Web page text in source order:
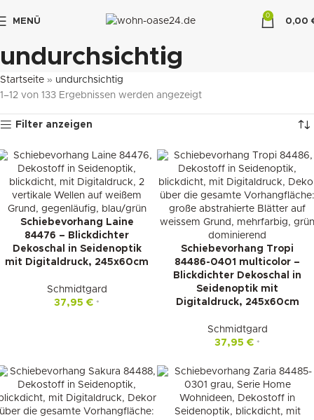
MENÜ
0
0,00
undurchsichtig
Startseite » undurchsichtig
1–12 von 133 Ergebnissen werden angezeigt
Filter anzeigen
Schiebevorhang Laine
84476 – Blickdichter
Dekoschal in Seidenoptik
mit Digitaldruck, 245x60cm
Schmidtgard
37,95 € *
Schiebevorhang Tropi
84486-0401 multicolor –
Blickdichter Dekoschal in
Seidenoptik mit
Digitaldruck, 245x60cm
Schmidtgard
37,95 € *